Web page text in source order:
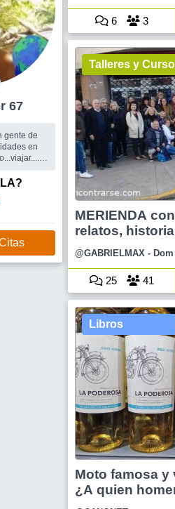
67
gente de
en
6 3
Talleres y
MERIENDA
relatos,
@GABRIELMAX - Dom
25 41
Libros
Moto famosa y
¿A quien